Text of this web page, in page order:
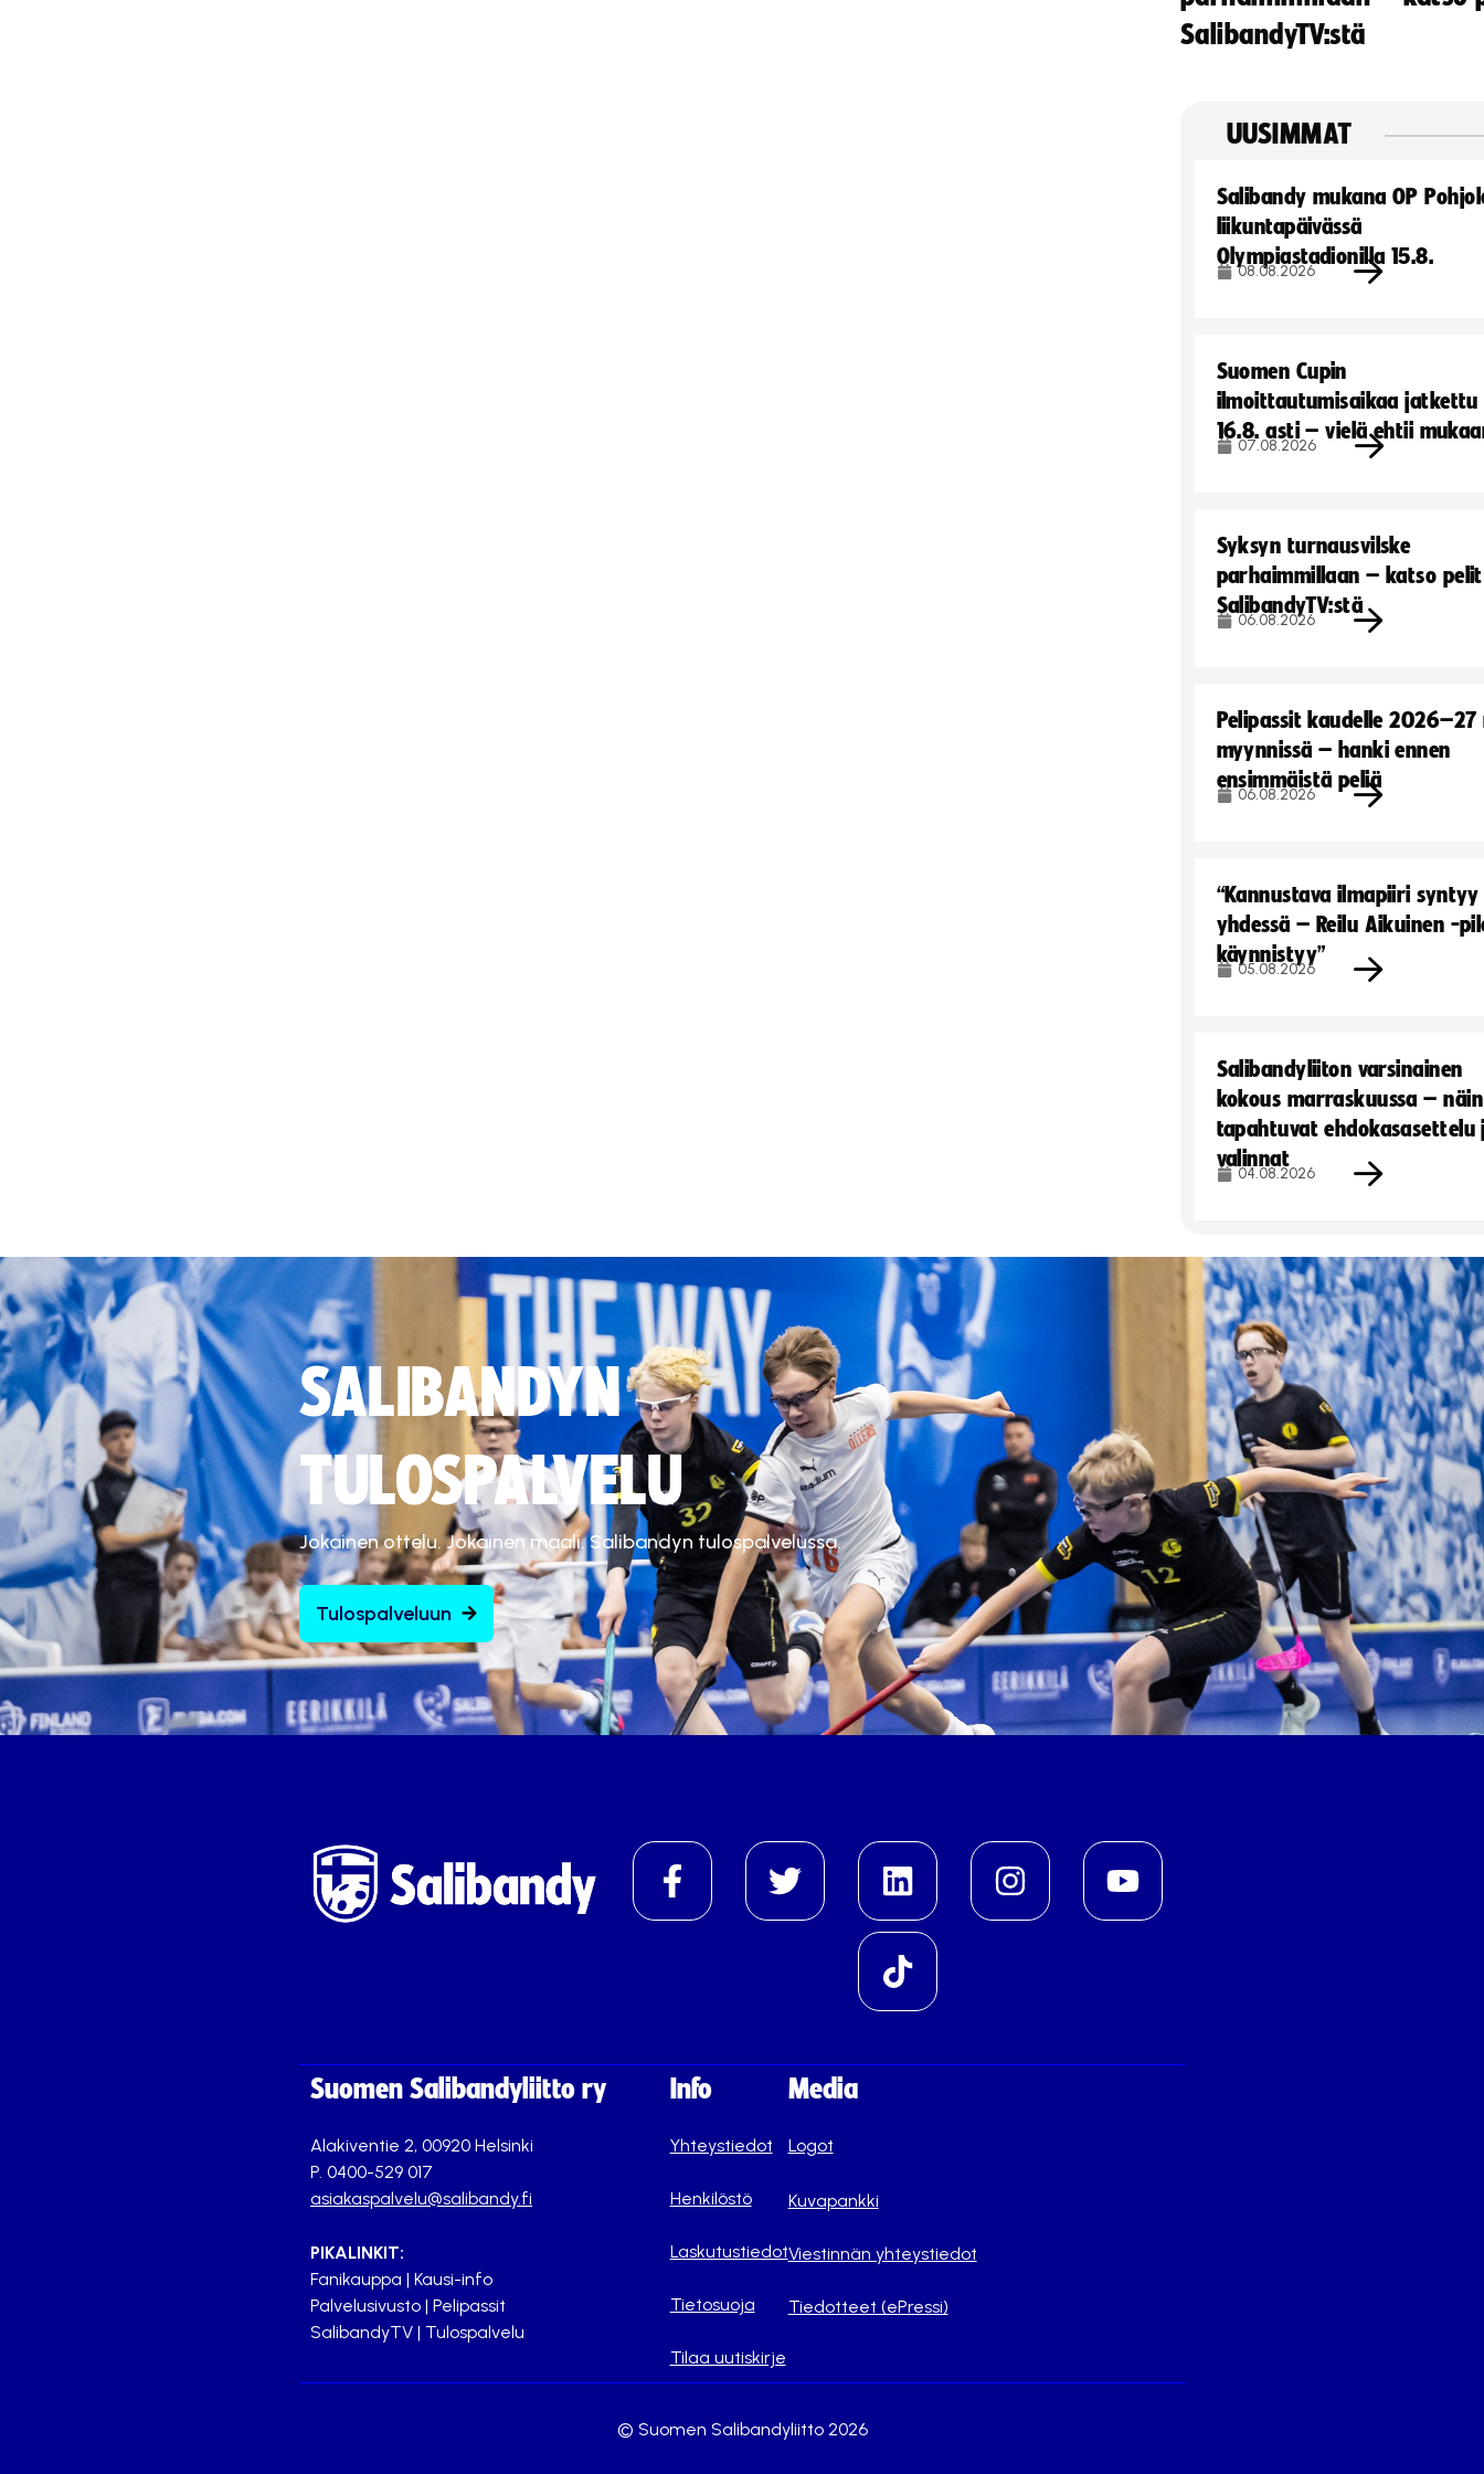
SalibandyTV:stä
UUSIMMAT
Salibandy mukana OP
liikuntapäivässä
Olympiastadionilla 15.8.
08.08.2026
Suomen Cupin
ilmoittautumisaikaa jatkettu
16.8. asti – vielä ehtii
07.08.2026
Syksyn turnausvilske
parhaimmillaan – katso pelit
SalibandyTV:stä
06.08.2026
Pelipassit kaudelle
myynnissä – hanki ennen
ensimmäistä peliä
06.08.2026
“Kannustava ilmapiiri syntyy
yhdessä – Reilu Aikuinen -
käynnistyy”
05.08.2026
Salibandyliiton varsinainen
kokous marraskuussa – näin
tapahtuvat ehdokasasettelu
valinnat
04.08.2026
SALIBANDYN
TULOSPALVELU
Jokainen ottelu. Jokainen maali. Salibandyn tulospalvelussa.
Tulospalveluun
Suomen Salibandyliitto ry
Alakiventie 2, 00920 Helsinki
P. 0400-529 017
asiakaspalvelu@salibandy.fi
PIKALINKIT:
Fanikauppa | Kausi-info
Palvelusivusto | Pelipassit
SalibandyTV | Tulospalvelu
Info
Yhteystiedot
Henkilöstö
Laskutustiedot
Tietosuoja
Tilaa uutiskirje
Media
Logot
Kuvapankki
Viestinnän yhteystiedot
Tiedotteet (ePressi)
© Suomen Salibandyliitto 2026